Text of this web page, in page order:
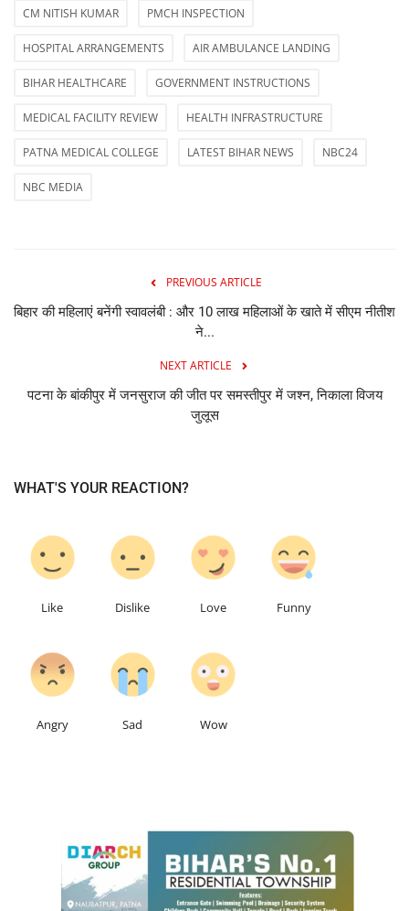
CM NITISH KUMAR PMCH INSPECTION
HOSPITAL ARRANGEMENTS AIR AMBULANCE LANDING
BIHAR HEALTHCARE GOVERNMENT INSTRUCTIONS
MEDICAL FACILITY REVIEW HEALTH INFRASTRUCTURE
PATNA MEDICAL COLLEGE LATEST BIHAR NEWS NBC24
NBC MEDIA
PREVIOUS ARTICLE
बिहार की महिलाएं बनेंगी स्वावलंबी : और 10 लाख महिलाओं के खाते में सीएम नीतीश
ने...
NEXT ARTICLE
पटना के बांकीपुर में जनसुराज की जीत पर समस्तीपुर में जश्न, निकाला विजय
जुलूस
WHAT'S YOUR REACTION?
Like Dislike Love Funny
Angry Sad Wow